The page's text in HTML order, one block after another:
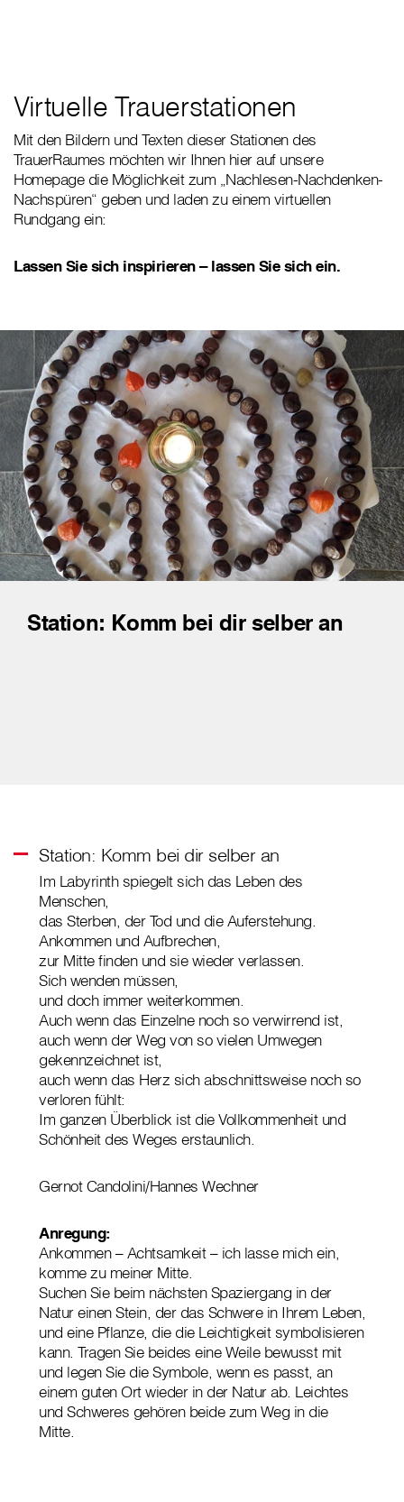
Virtuelle Trauerstationen
Mit den Bildern und Texten dieser Stationen des
TrauerRaumes möchten wir Ihnen hier auf unsere
Homepage die Möglichkeit zum „Nachlesen-Nachdenken-
Nachspüren“ geben und laden zu einem virtuellen
Rundgang ein:
Lassen Sie sich inspirieren – lassen Sie sich ein.
Station: Komm bei dir selber an
Station: Komm bei dir selber an
Im Labyrinth spiegelt sich das Leben des
Menschen,
das Sterben, der Tod und die Auferstehung.
Ankommen und Aufbrechen,
zur Mitte finden und sie wieder verlassen.
Sich wenden müssen,
und doch immer weiterkommen.
Auch wenn das Einzelne noch so verwirrend ist,
auch wenn der Weg von so vielen Umwegen
gekennzeichnet ist,
auch wenn das Herz sich abschnittsweise noch so
verloren fühlt:
Im ganzen Überblick ist die Vollkommenheit und
Schönheit des Weges erstaunlich.
Gernot Candolini/Hannes Wechner
Anregung:
Ankommen – Achtsamkeit – ich lasse mich ein,
komme zu meiner Mitte.
Suchen Sie beim nächsten Spaziergang in der
Natur einen Stein, der das Schwere in Ihrem Leben,
und eine Pflanze, die die Leichtigkeit symbolisieren
kann. Tragen Sie beides eine Weile bewusst mit
und legen Sie die Symbole, wenn es passt, an
einem guten Ort wieder in der Natur ab. Leichtes
und Schweres gehören beide zum Weg in die
Mitte.